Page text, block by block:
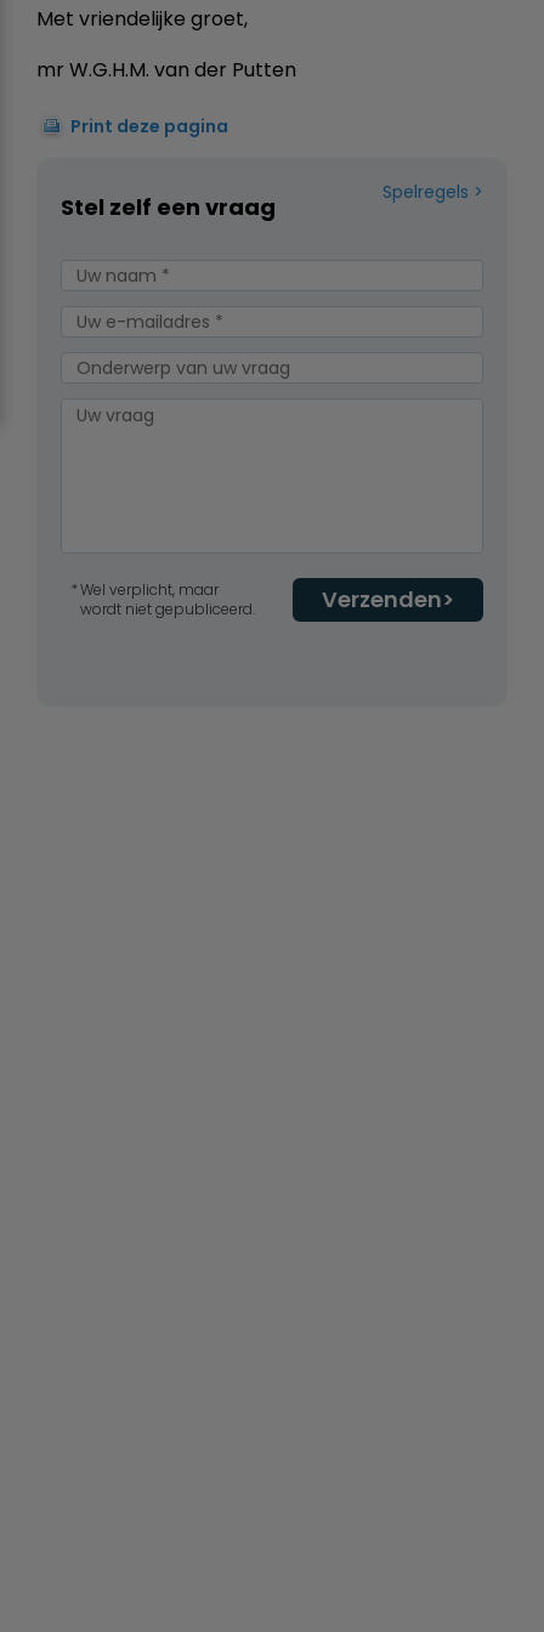
Met vriendelijke groet,
mr W.G.H.M. van der Putten
Print deze pagina
Spelregels
Stel zelf een vraag
Verzenden
Wel verplicht, maar
wordt niet gepubliceerd.